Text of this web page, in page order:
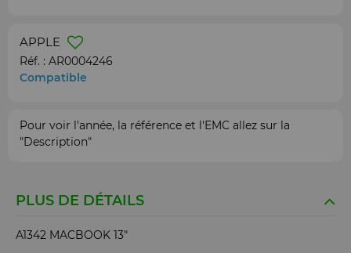
APPLE
Réf. : AR0004246
Compatible
Pour voir l'année, la référence et l'EMC allez sur la
"Description"
PLUS DE DÉTAILS
A1342 MACBOOK 13"